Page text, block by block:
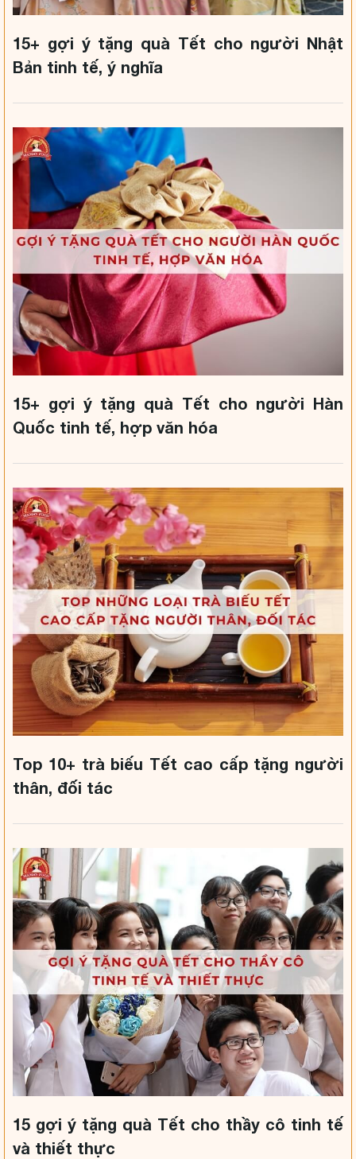
15+ gợi ý tặng quà Tết cho người Nhật
Bản tinh tế, ý nghĩa
15+ gợi ý tặng quà Tết cho người Hàn
Quốc tinh tế, hợp văn hóa
Top 10+ trà biếu Tết cao cấp tặng người
thân, đối tác
15 gợi ý tặng quà Tết cho thầy cô tinh tế
và thiết thực